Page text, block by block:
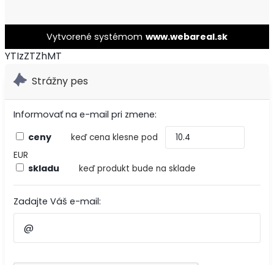
Vytvorené systémom www.webareal.sk
YTIzZTZhMT
Strážny pes
Informovať na e-mail pri zmene:
ceny
keď cena klesne pod
EUR
skladu keď produkt bude na sklade
Zadajte Váš e-mail: